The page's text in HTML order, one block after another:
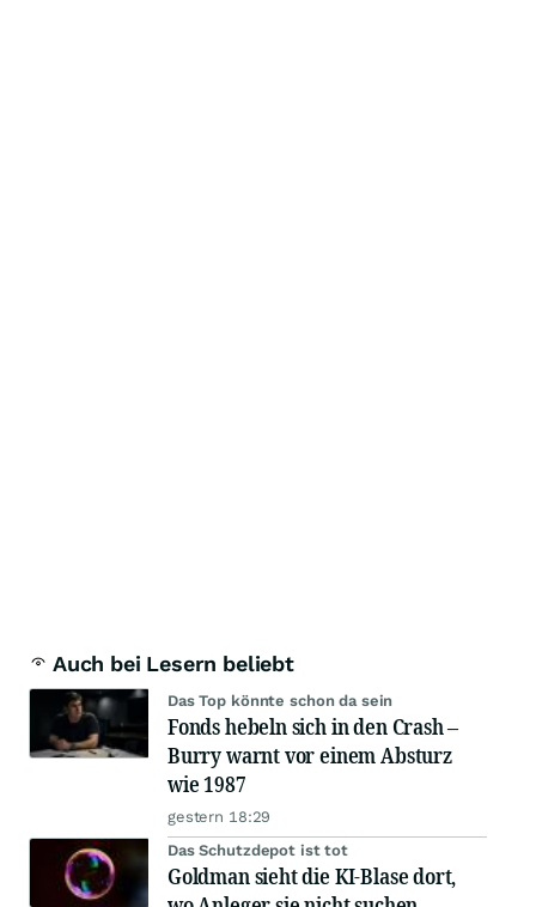
Auch bei Lesern beliebt
Das Top könnte schon da sein
Fonds hebeln sich in den Crash –
Burry warnt vor einem Absturz
wie 1987
gestern 18:29
Das Schutzdepot ist tot
Goldman sieht die KI-Blase dort,